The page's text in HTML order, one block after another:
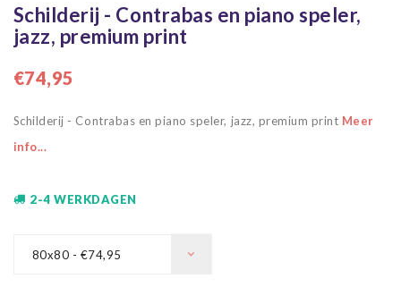
Schilderij - Contrabas en piano speler,
jazz, premium print
€74,95
Schilderij - Contrabas en piano speler, jazz, premium print Meer
info...
2-4 WERKDAGEN
80x80 - €74,95